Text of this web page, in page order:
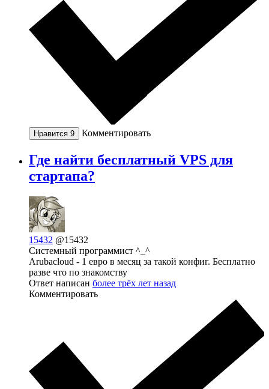
Нравится 9 Комментировать
Где найти бесплатный VPS для
стартапа?
15432 @15432
Системный программист ^_^
Arubacloud - 1 евро в месяц за такой конфиг. Бесплатно
разве что по знакомству
Ответ написан более трёх лет назад
Комментировать